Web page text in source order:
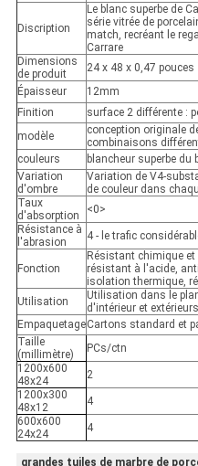
Discription
Le blanc superbe de
série vitrée de
match, recréant le
Carrare
Dimensions
de produit
24 x 48 x 0,47 pouces
Épaisseur
12mm
Finition
surface 2 différente :
modèle
conception originale
combinaisons
couleurs
blancheur superbe du
Variation
d'ombre
Variation de V4-
de couleur dans
Taux
d'absorption
<0>
Résistance à
l'abrasion
4 - le trafic
Fonction
Résistant chimique
résistant à l'acide,
isolation thermique,
Utilisation
Utilisation dans le
d'intérieur et extérieurs
EmpaquetageCartons standard et
Taille
(millimètre)
PCs/ctn
1200x600
48x24
2
1200x300
48x12
4
600x600
24x24
4
grandes tuiles de marbre de